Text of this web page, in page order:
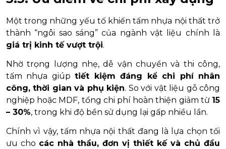
Một trong những yếu tố khiến tấm nhựa nội thất trở
thành “ngôi sao sáng” của ngành vật liệu chính là
giá trị kinh tế vượt trội.
Nhờ trọng lượng nhẹ, dễ vận chuyển và thi công,
tấm nhựa giúptiết kiệm đáng kể chi phí nhân
công, thời gian và phụ kiện. So với vật liệu gỗ công
nghiệp hoặc MDF, tổng chi phí hoàn thiện giảm từ 15
– 30%, trong khi độ bền sử dụng lại gấp nhiều lần.
Chính vì vậy, tấm nhựa nội thất đang là lựa chọn tối
ưu cho các nhà thầu, đơn vị thiết kế và chủ đầu